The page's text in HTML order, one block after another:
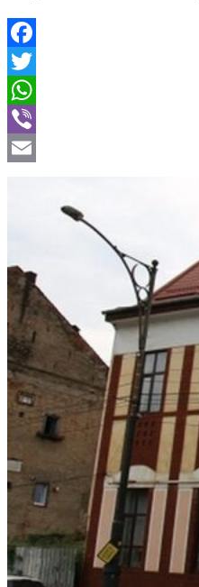
Facebook
Twitter
WhatsApp
Viber